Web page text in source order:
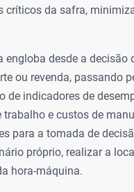
críticos da safra,
engloba desde a
ou revenda, passando
de indicadores de
trabalho e custos de
para a tomada de
próprio, realizar a
hora-máquina.